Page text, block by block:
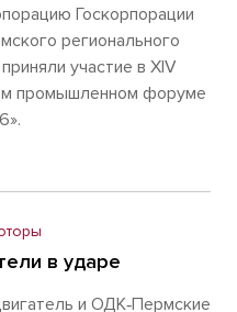
Госкорпорации
регионального
участие в XIV
промышленном форуме
в ударе
и ОДК‑Пермские